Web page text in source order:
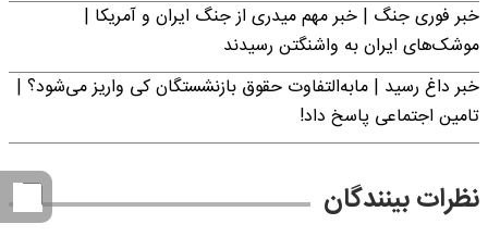
خبر فوری جنگ | خبر مهم میدری از جنگ ایران و آمریکا |
موشک‌های ایران به واشنگتن رسیدند
خبر داغ رسید | مابه‌التفاوت حقوق بازنشستگان کی واریز می‌شود؟ |
تامین اجتماعی پاسخ داد!
نظرات بینندگان